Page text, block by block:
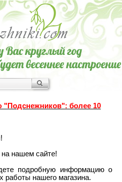
"Подснежников": более 10
на нашем сайте!
подробную информацию о
нашего магазина.